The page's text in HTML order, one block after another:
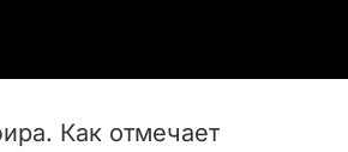
Как отмечает